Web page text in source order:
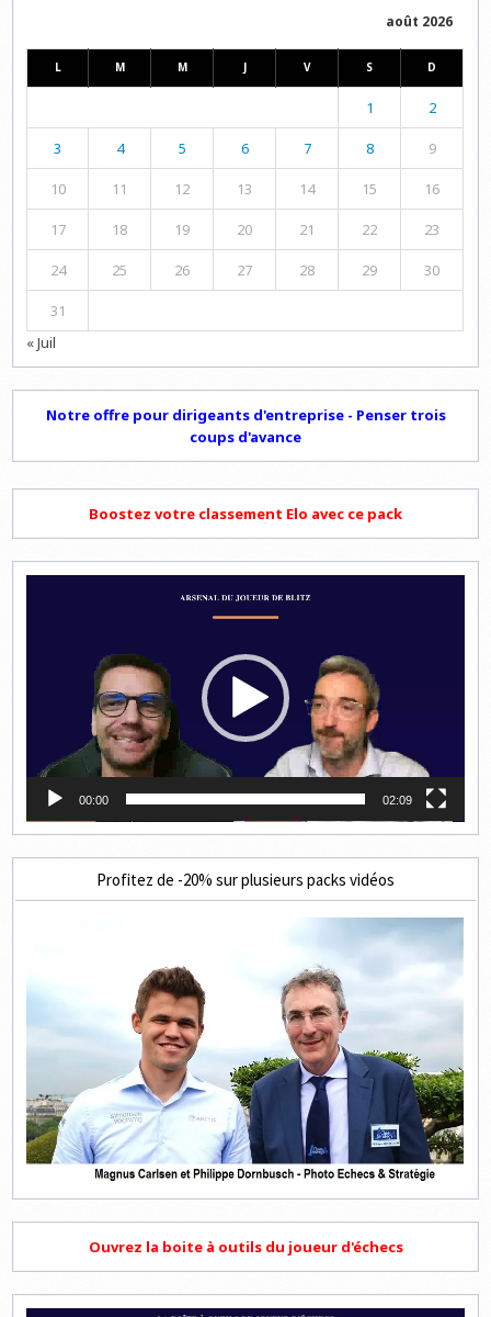
août 2026
L M M J V S D
1 2
3 4 5 6 7 8 9
10 11 12 13 14 15 16
17 18 19 20 21 22 23
24 25 26 27 28 29 30
31
« Juil
Notre offre pour dirigeants d'entreprise - Penser trois
coups d'avance
Boostez votre classement Elo avec ce pack
00:00 02:09
Profitez de -20% sur plusieurs packs vidéos
Ouvrez la boite à outils du joueur d'échecs